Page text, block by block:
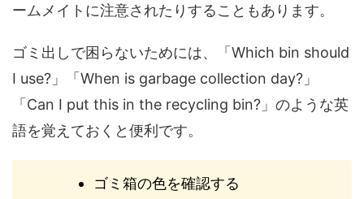
ームメイトに注意されたりすることもあります。
ゴミ出しで困らないためには、「Which bin should
I use?」「When is garbage collection day?」
「Can I put this in the recycling bin?」のような英
語を覚えておくと便利です。
ゴミ箱の色を確認する